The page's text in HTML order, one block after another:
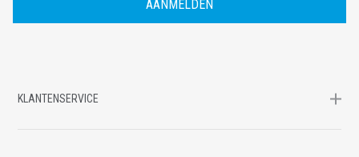
KLANTENSERVICE